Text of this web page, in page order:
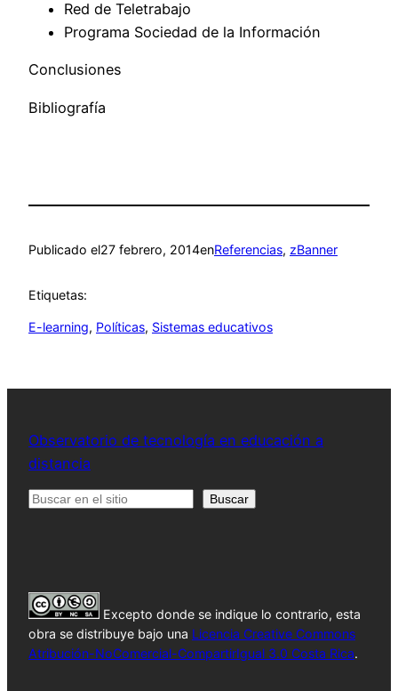
Red de Teletrabajo
Programa Sociedad de la Información
Conclusiones
Bibliografía
Publicado el27 febrero, 2014enReferencias, zBanner
Etiquetas:
E-learning, Políticas, Sistemas educativos
Observatorio de tecnología en educación a
distancia
Buscar Buscar
Excepto donde se indique lo contrario, esta
obra se distribuye bajo una Licencia Creative Commons
Atribución-NoComercial-CompartirIgual 3.0 Costa Rica.